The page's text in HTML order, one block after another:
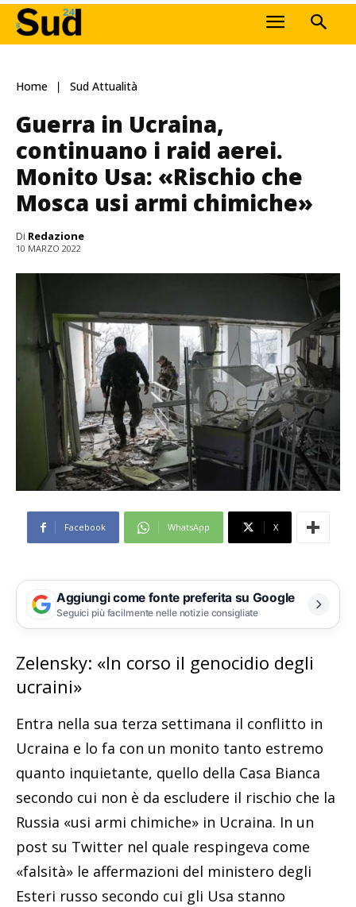
Home Sud Attualità
Guerra in Ucraina,
continuano i raid aerei.
Monito Usa: «Rischio che
Mosca usi armi chimiche»
Di Redazione
10 MARZO 2022
Facebook WhatsApp X
Aggiungi come fonte preferita su Google
Seguici più facilmente nelle notizie consigliate
Zelensky: «In corso il genocidio degli
ucraini»
Entra nella sua terza settimana il conflitto in
Ucraina e lo fa con un monito tanto estremo
quanto inquietante, quello della Casa Bianca
secondo cui non è da escludere il rischio che la
Russia «usi armi chimiche» in Ucraina. In un
post su Twitter nel quale respingeva come
«falsità» le affermazioni del ministero degli
Esteri russo secondo cui gli Usa stanno